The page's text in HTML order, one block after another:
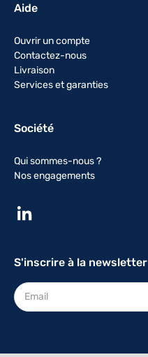
Aide
Ouvrir un compte
Contactez-nous
Livraison
Services et garanties
Société
Qui sommes-nous ?
Nos engagements
S'inscrire à la newsletter
Adresse mail